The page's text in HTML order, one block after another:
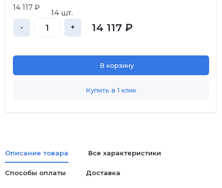
14 117 ₽
14 шт.
- + 14 117 ₽
В корзину
Купить в 1 клик
Описание товара Все характеристики
Способы оплаты Доставка